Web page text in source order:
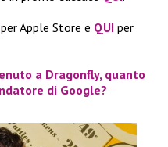
per Apple Store e QUI per
a Dragonfly, quanto
di Google?